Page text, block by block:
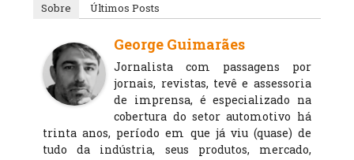
Sobre Últimos Posts
George Guimarães
Jornalista com passagens por
jornais, revistas, tevê e assessoria
de imprensa, é especializado na
cobertura do setor automotivo há
trinta anos, período em que já viu (quase) de
tudo da indústria, seus produtos, mercado,